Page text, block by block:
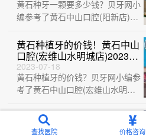
7522元起/颗！
黄石种牙一颗要多少钱？贝牙网小
编参考了黄石中山口腔(阳新店)、
黄石M···
黄石种植牙的价钱！黄石中山
口腔(宏维山水明城店)2023全
新种牙价目表，瑞典诺贝尔
CC种植牙：7840元起/颗！
2023-07-18
黄石种植牙的价钱？贝牙网小编参
考了黄石中山口腔(宏维山水明城
玉口腔(石···
黄石一颗牙齿种植多少钱！黄
石中山口腔(总院)种植牙新价
查找医院 价格咨询